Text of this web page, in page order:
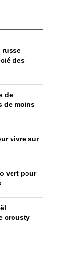
russe
des
de
de moins
vivre sur
vert pour
crousty